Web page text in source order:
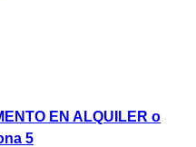
EN ALQUILER o
5